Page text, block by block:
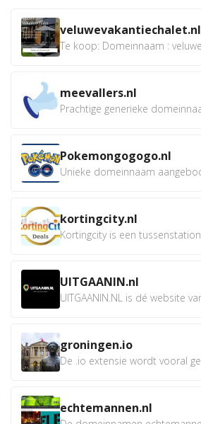
veluwevakantiechalet.nl
meevallers.nl
Pokemongogogo.nl
kortingcity.nl
UITGAANIN.nl
groningen.io
echtemannen.nl